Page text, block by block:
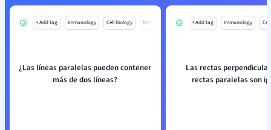
+ Add tag Immunology Cell Biology Mo
¿Las líneas paralelas pueden contener
más de dos líneas?
+ Add tag Immunology
Las rectas
rectas paralelas son